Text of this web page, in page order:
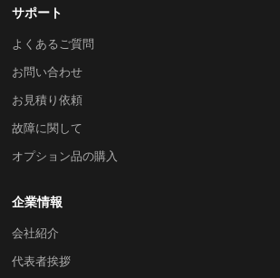
サポート
よくあるご質問
お問い合わせ
お見積り依頼
故障に関して
オプション品の購入
企業情報
会社紹介
代表者挨拶